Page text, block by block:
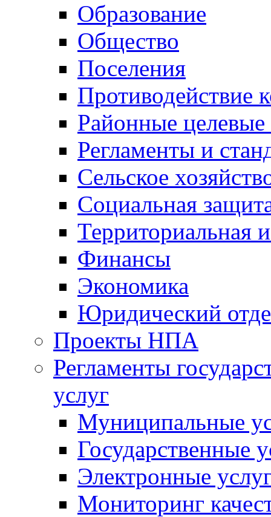
Образование
Общество
Поселения
Противодействие
Районные
Регламенты и
Сельское
Социальная
Территориальная
Финансы
Экономика
Юридический
Проекты НПА
Регламенты
услуг
Муниципальные
Государственные
Электронные
Мониторинг